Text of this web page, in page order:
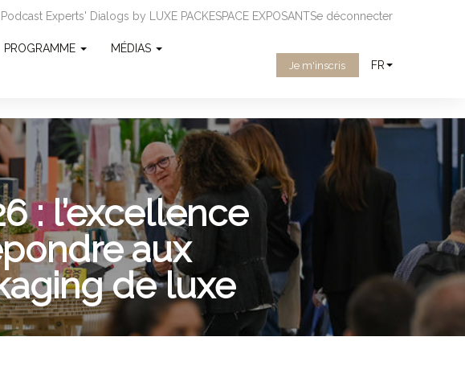
Podcast Experts' Dialogs by LUXE PACKESPACE EXPOSANTSe déconnecter
PROGRAMME MÉDIAS
Je m'inscris FR
: l’excellence
aux
de luxe